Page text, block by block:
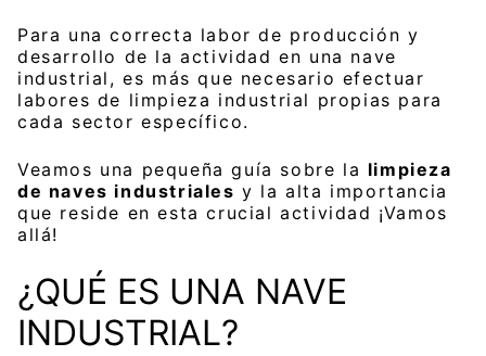
Para una correcta labor de producción y
desarrollo de la actividad en una nave
industrial, es más que necesario efectuar
labores de limpieza industrial propias para
cada sector específico.
Veamos una pequeña guía sobre la limpieza
de naves industriales y la alta importancia
que reside en esta crucial actividad ¡Vamos
allá!
¿QUÉ ES UNA NAVE
INDUSTRIAL?